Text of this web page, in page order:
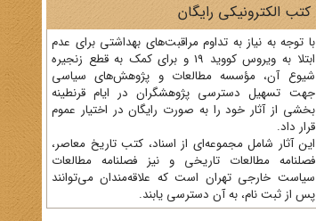
کتب الکترونیکی رایگان
با توجه به نیاز به تداوم مراقبت‌های بهداشتی برای عدم
ابتلا به ویروس کووید 19 و برای کمک به قطع زنجیره
شیوع آن، مؤسسه مطالعات و پژوهش‌های سیاسی
جهت تسهیل دسترسی پژوهشگران در ایام قرنطینه
بخشی از آثار خود را به صورت رایگان در اختیار عموم
قرار داد.
این آثار شامل مجموعه‌ای از اسناد، کتب تاریخ معاصر،
فصلنامه‌ مطالعات تاریخی و نیز فصلنامه مطالعات
سیاست خارجی تهران است که علاقه‌مندان می‌توانند
پس از ثبت نام، به آن دسترسی یابند.